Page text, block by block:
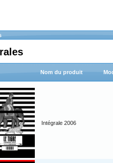
Nom du produit
Intégrale 2006